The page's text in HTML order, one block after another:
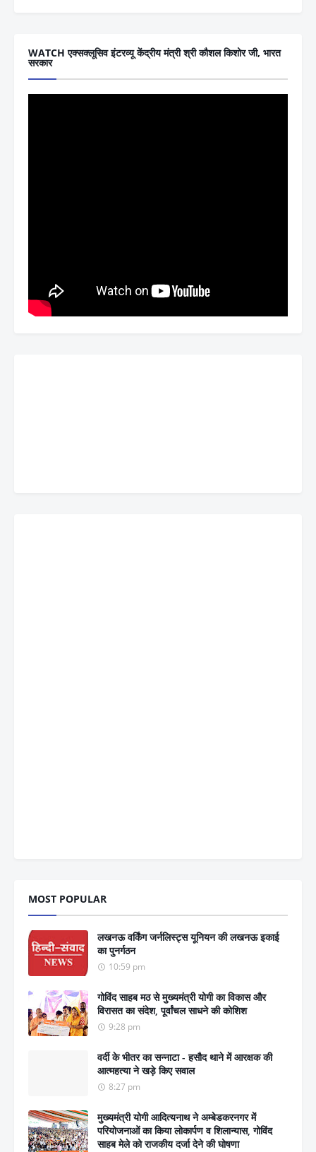
WATCH एक्सक्लूसिव इंटरव्यू केंद्रीय मंत्री श्री कौशल किशोर जी, भारत
सरकार
MOST POPULAR
लखनऊ वर्किंग जर्नलिस्ट्स यूनियन की लखनऊ इकाई
का पुनर्गठन
10:59 pm
गोविंद साहब मठ से मुख्यमंत्री योगी का विकास और
विरासत का संदेश, पूर्वांचल साधने की कोशिश
9:28 pm
वर्दी के भीतर का सन्नाटा - हसौद थाने में आरक्षक की
आत्महत्या ने खड़े किए सवाल
8:27 pm
मुख्यमंत्री योगी आदित्यनाथ ने अम्बेडकरनगर में
परियोजनाओं का किया लोकार्पण व शिलान्यास, गोविंद
साहब मेले को राजकीय दर्जा देने की घोषणा